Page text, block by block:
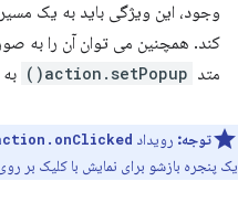
وجود، این ویژگی باید به یک
کند. همچنین می توان آن را به
متد action.setPopup()
توجه: رویداد
یک پنجره بازشو برای نمایش با کلیک بر